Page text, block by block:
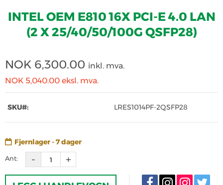
INTEL OEM E810 16X PCI-E 4.0 LAN
(2 X 25/40/50/100G QSFP28)
NOK 6,300.00 inkl. mva.
NOK 5,040.00 eksl. mva.
SKU#: LRES1014PF-2QSFP28
Fjernlager - 7 dager
Ant: